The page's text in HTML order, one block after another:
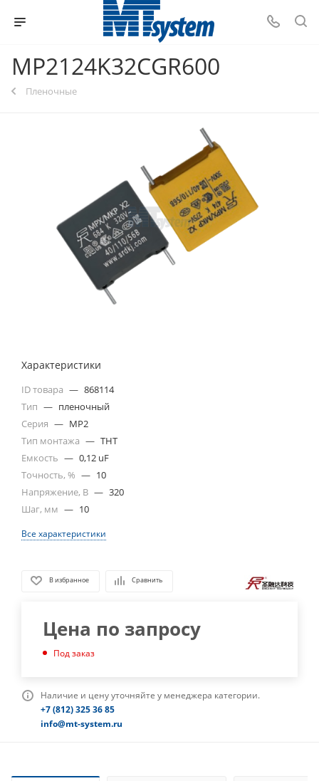
MP2124K32CGR600
Пленочные
Характеристики
ID товара — 868114
Тип — пленочный
Серия — MP2
Тип монтажа — THT
Емкость — 0,12 uF
Точность, % — 10
Напряжение, В — 320
Шаг, мм — 10
Все характеристики
В избранное Сравнить
Цена по запросу
Под заказ
Наличие и цену уточняйте у менеджера категории.
+7 (812) 325 36 85
info@mt-system.ru